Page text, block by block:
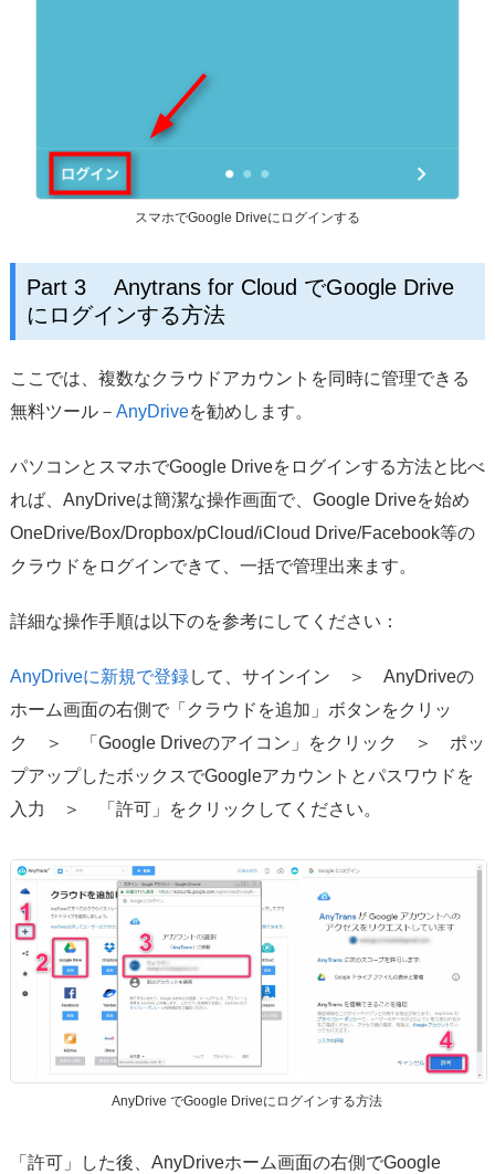
スマホでGoogle Driveにログインする
Part 3 Anytrans for Cloud でGoogle Drive
にログインする方法
ここでは、複数なクラウドアカウントを同時に管理できる
無料ツール－ AnyDriveを勧めします。
パソコンとスマホでGoogle Driveをログインする方法と比べ
れば、AnyDriveは簡潔な操作画面で、Google Driveを始め
OneDrive/Box/Dropbox/pCloud/iCloud Drive/Facebook等の
クラウドをログインできて、一括で管理出来ます。
詳細な操作手順は以下のを参考にしてください：
AnyDriveに新規で登録して、サインイン ＞ AnyDriveの
ホーム画面の右側で「クラウドを追加」ボタンをクリッ
ク ＞ 「Google Driveのアイコン」をクリック ＞ ポッ
プアップしたボックスでGoogleアカウントとパスワウドを
入力 ＞ 「許可」をクリックしてください。
AnyDrive でGoogle Driveにログインする方法
「許可」した後、AnyDriveホーム画面の右側でGoogle